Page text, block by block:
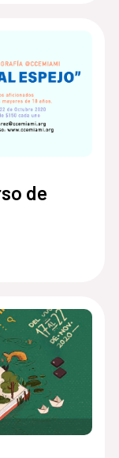
de